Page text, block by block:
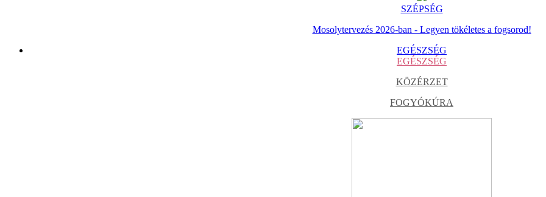
SZÉPSÉG
Mosolytervezés 2026-ban - Legyen tökéletes a fogsorod!
EGÉSZSÉG
EGÉSZSÉG
KÖZÉRZET
FOGYÓKÚRA